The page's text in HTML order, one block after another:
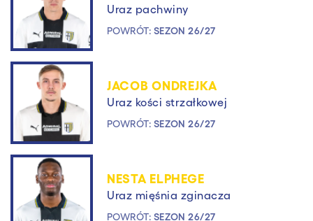
Uraz pachwiny
POWRÓT: SEZON 26/27
JACOB ONDREJKA
Uraz kości strzałkowej
POWRÓT: SEZON 26/27
NESTA ELPHEGE
Uraz mięśnia zginacza
POWRÓT: SEZON 26/27